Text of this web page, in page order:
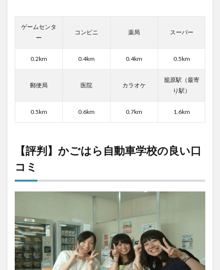
車学
校の
ゲームセンタ
ー
コンビニ 薬局 スーパー
0.2km 0.4km 0.4km 0.5km
郵便局 医院 カラオケ
籠原駅（最寄
り駅）
0.5km 0.6km 0.7km 1.6km
【評判】かごはら自動車学校の良い口
コミ